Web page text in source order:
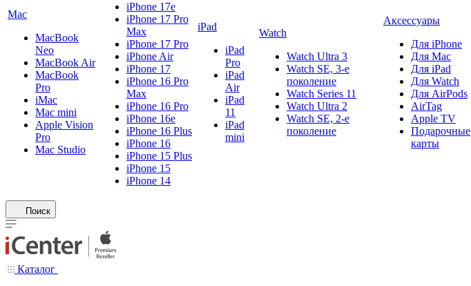
Mac
MacBook
Neo
MacBook Air
MacBook
Pro
iMac
Mac mini
Apple Vision
Pro
Mac Studio
iPhone 17e
iPhone 17 Pro
Max
iPhone 17 Pro
iPhone Air
iPhone 17
iPhone 16 Pro
Max
iPhone 16 Pro
iPhone 16e
iPhone 16 Plus
iPhone 16
iPhone 15 Plus
iPhone 15
iPhone 14
iPad
iPad
Pro
iPad
Air
iPad
11
iPad
mini
Watch
Watch Ultra 3
Watch SE, 3-е
поколение
Watch Series 11
Watch Ultra 2
Watch SE, 2-е
поколение
Аксессуары
Для iPhone
Для Mac
Для iPad
Для Watch
Для AirPods
AirTag
Apple TV
Подарочные
карты
Поиск
Каталог